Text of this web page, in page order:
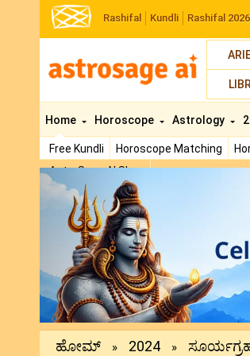
Rashifal Kundli Rashifal 2026
Home
Free Kundli Horoscope Matching
AstroSage AI Shop
Horoscope Astrology
Previous
ಹೋಮ್ » 2024 »